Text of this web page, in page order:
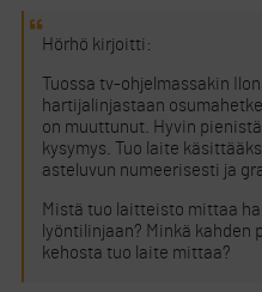
Hörhö kirjoitti:
Tuossa tv-ohjelmassakin
hartijalinjastaan
on muuttunut. Hyvin
kysymys. Tuo laite
asteluvun numeerisesti ja
Mistä tuo laitteisto mittaa
lyöntilinjaan? Minkä kahden
kehosta tuo laite mittaa?